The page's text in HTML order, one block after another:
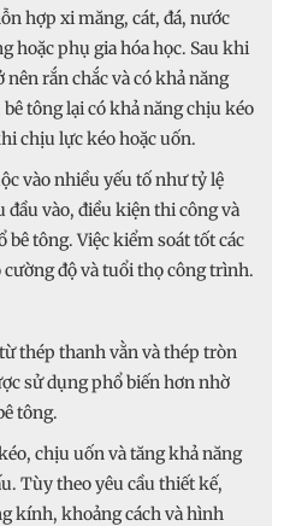
hợp xi măng, cát, đá, nước
hoặc phụ gia hóa học. Sau khi
rắn chắc và có khả năng
tông lại có khả năng chịu kéo
chịu lực kéo hoặc uốn.
vào nhiều yếu tố như tỷ lệ
vào, điều kiện thi công và
bê tông. Việc kiểm soát tốt các
cường độ và tuổi thọ công trình.
thép thanh vằn và thép tròn
sử dụng phổ biến hơn nhờ
tông.
chịu uốn và tăng khả năng
Tùy theo yêu cầu thiết kế,
kính, khoảng cách và hình